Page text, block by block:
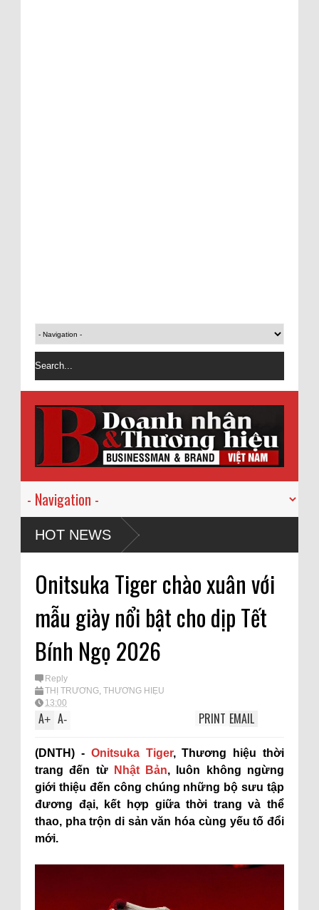
HOT NEWS
Onitsuka Tiger chào xuân với
mẫu giày nổi bật cho dịp Tết
Bính Ngọ 2026
Reply
THỊ TRƯỜNG, THƯƠNG HIỆU
13:00
A+ A- EMAIL
PRINT
(DNTH) - Onitsuka Tiger, Thương hiệu thời
trang đến từ
Nhật Bản, luôn không ngừng
giới thiệu đến công chúng những bộ sưu tập
đương đại, kết hợp giữa thời trang và thể
thao, pha trộn di sản văn hóa cùng yếu tố đổi
mới.